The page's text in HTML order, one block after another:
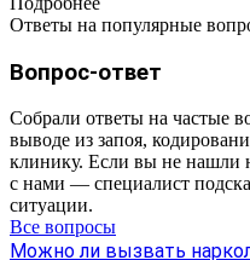
Ответы на популярные
Вопрос-ответ
Собрали ответы на частые
выводе из запоя,
клинику. Если вы не
с нами — специалист
ситуации.
Все вопросы
Можно ли вызвать